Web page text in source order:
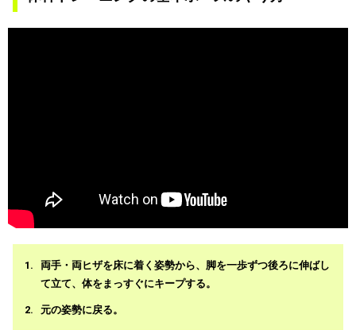
両手・両ヒザを床に着く姿勢から、脚を一歩ずつ後ろに伸ばし
て立て、体をまっすぐにキープする。
元の姿勢に戻る。